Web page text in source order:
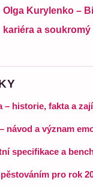
Olga Kurylenko –
kariéra a soukromý
– historie, fakta a
návod a význam
specifikace a
pro rok